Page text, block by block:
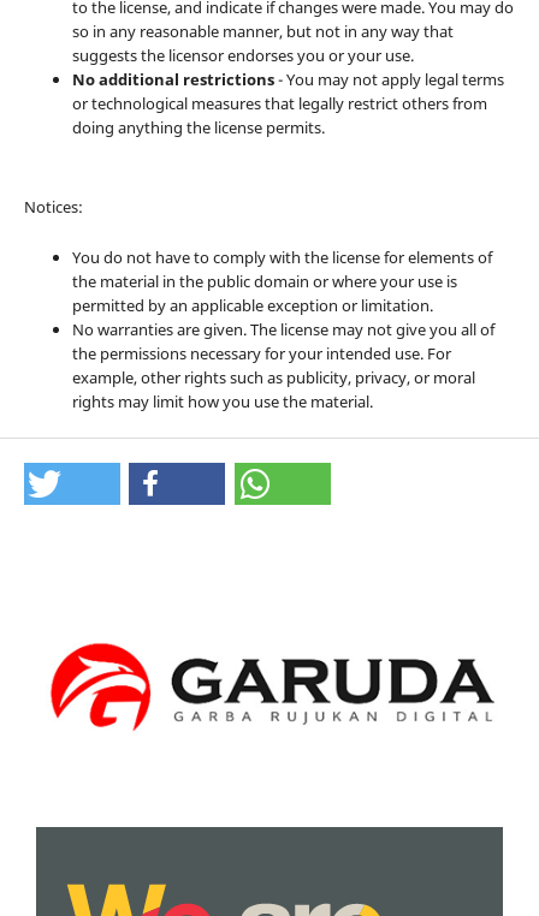
to the license, and indicate if changes were made. You may do
so in any reasonable manner, but not in any way that
suggests the licensor endorses you or your use.
No additional restrictions- You may not apply legal terms
or technological measures that legally restrict others from
doing anything the license permits.
Notices:
You do not have to comply with the license for elements of
the material in the public domain or where your use is
permitted by an applicable exception or limitation.
No warranties are given. The license may not give you all of
the permissions necessary for your intended use. For
example, other rights such as publicity, privacy, or moral
rights may limit how you use the material.